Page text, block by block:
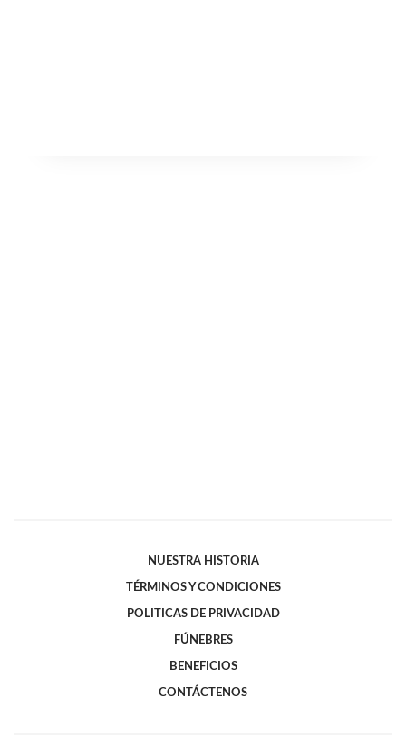
NUESTRA HISTORIA
TÉRMINOS Y CONDICIONES
POLITICAS DE PRIVACIDAD
FÚNEBRES
BENEFICIOS
CONTÁCTENOS